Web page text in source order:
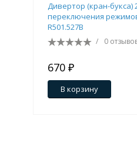
Дозаторы
Дивертор (кран-букса)
переключения
R501.527B
/ 0
670 ₽
В корзину